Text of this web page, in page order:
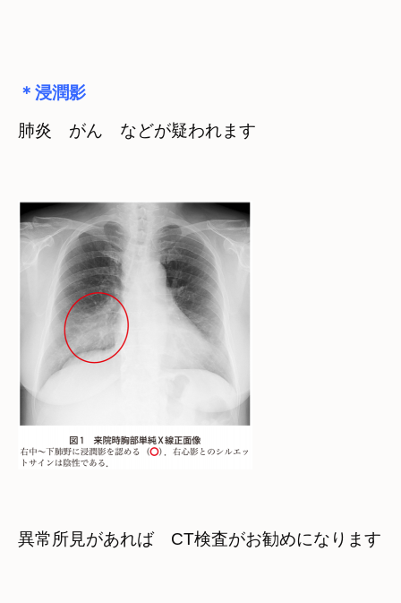
＊浸潤影
肺炎　がん　などが疑われます
異常所見があれば　CT検査がお勧めになります